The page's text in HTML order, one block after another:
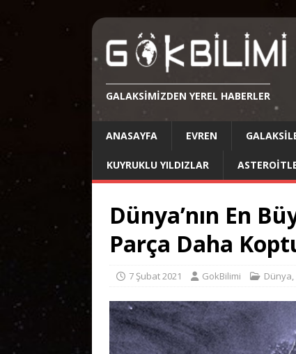
GALAKSIMIZDEN YEREL HABERLER
ANASAYFA EVREN
KUYRUKLU YILDIZLAR
Dünya’nın En
Parça Daha
7 Şubat 2021 GokBilimi Dünya,